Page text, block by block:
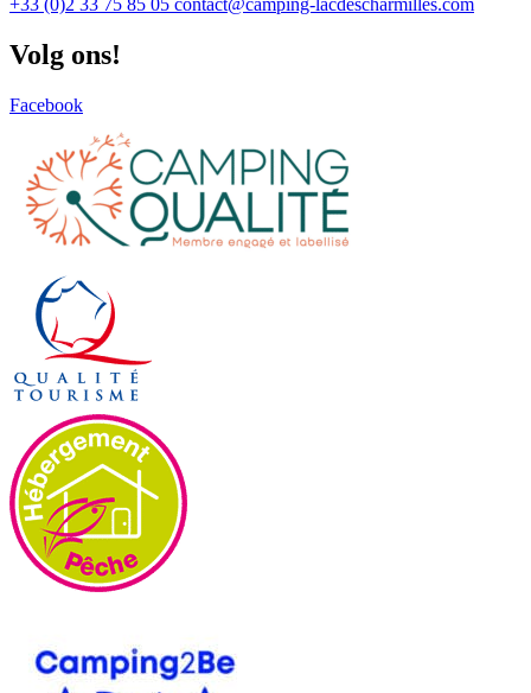
+33 (0)2 33 75 85 05 contact@camping-lacdescharmilles.com
Volg ons!
Facebook